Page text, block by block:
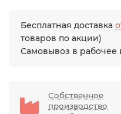
Бесплатная доставка
товаров по акции)
Самовывоз в рабочее
Собственное
производство